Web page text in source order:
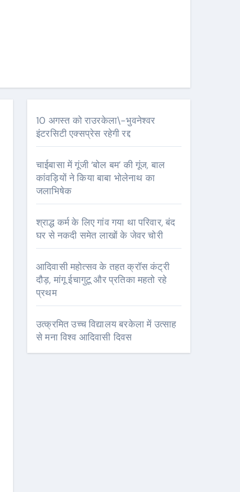
10 अगस्त को राउरकेला\-भुवनेश्वर
इंटरसिटी एक्सप्रेस रहेगी रद्द
चाईबासा में गूंजी ‘बोल बम’ की गूंज, बाल
कांवड़ियों ने किया बाबा भोलेनाथ का
जलाभिषेक
श्राद्ध कर्म के लिए गांव गया था परिवार, बंद
घर से नकदी समेत लाखों के जेवर चोरी
आदिवासी महोत्सव के तहत क्रॉस कंट्री
दौड़, मांगू ईचागुटू और प्रतिका महतो रहे
प्रथम
उत्क्रमित उच्च विद्यालय बरकेला में उत्साह
से मना विश्व आदिवासी दिवस